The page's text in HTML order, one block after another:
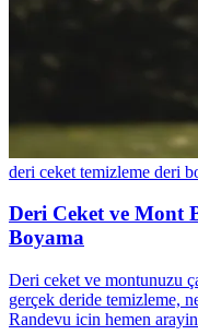
deri ceket temizleme deri
Deri Ceket ve Mont
Boyama
Deri ceket ve montunuzu
gerçek deride temizleme,
Randevu icin hemen